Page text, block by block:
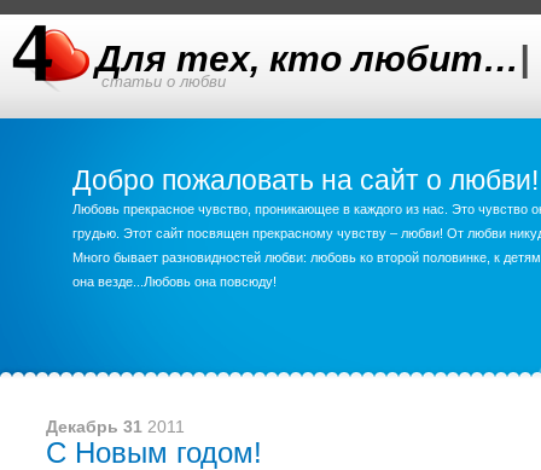
Для тех, кто любит…|
статьи о любви
Добро пожаловать на сайт о любви!
Любовь прекрасное чувство, проникающее в каждого из нас. Это чувство
грудью. Этот сайт посвящен прекрасному чувству – любви! От любви
Много бывает разновидностей любви: любовь ко второй половинке, к
она везде...Любовь она повсюду!
Декабрь 31 2011
С Новым годом!